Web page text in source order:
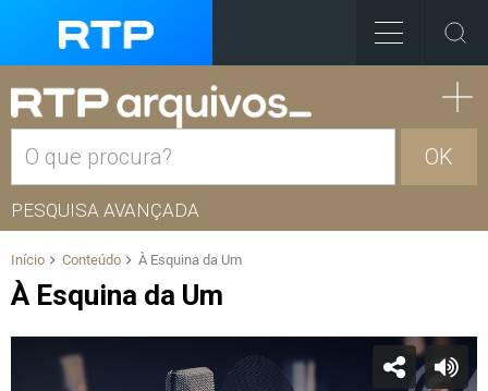
OK
PESQUISA AVANÇADA
Início Conteúdo À Esquina da Um
À Esquina da Um